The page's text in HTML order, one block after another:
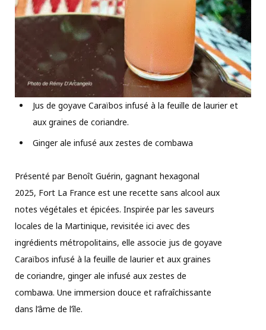
Jus de goyave Caraïbos infusé à la feuille de laurier et
aux graines de coriandre.
Ginger ale infusé aux zestes de combawa
Présenté par Benoît Guérin, gagnant hexagonal
2025, Fort La France est une recette sans alcool aux
notes végétales et épicées. Inspirée par les saveurs
locales de la Martinique, revisitée ici avec des
ingrédients métropolitains, elle associe jus de goyave
Caraïbos infusé à la feuille de laurier et aux graines
de coriandre, ginger ale infusé aux zestes de
combawa. Une immersion douce et rafraîchissante
dans l’âme de l’île.